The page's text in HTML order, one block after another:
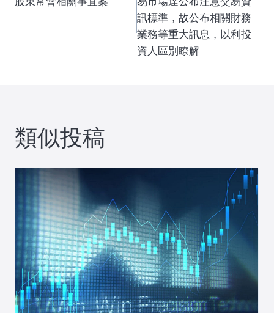
ー
シ
ョ
ン
訊標準，故公布相關財務
業務等重大訊息，以利投
資人區別瞭解
類似投稿